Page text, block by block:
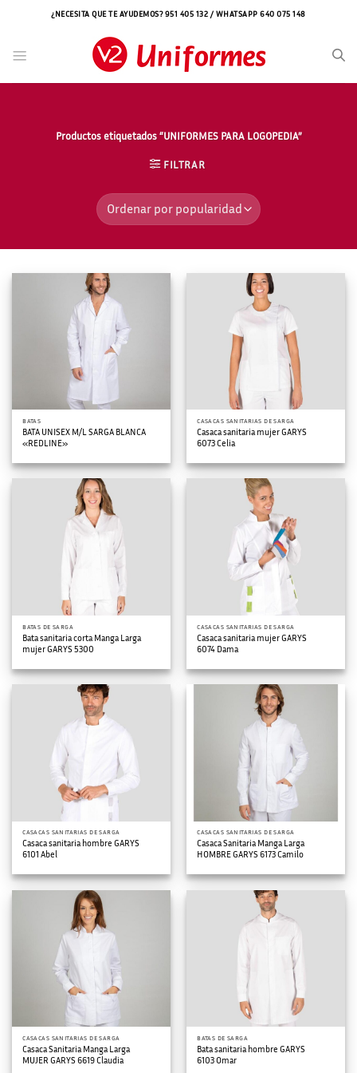
¿NECESITA QUE TE AYUDEMOS? 951 405 132 / WHATSAPP 640 075 148
Productos etiquetados “UNIFORMES PARA LOGOPEDIA”
FILTRAR
BATAS
BATA UNISEX M/L SARGA BLANCA
«REDLINE»
CASACAS SANITARIAS DE SARGA
Casaca sanitaria mujer GARYS
6073 Celia
BATAS DE SARGA
Bata sanitaria corta Manga Larga
mujer GARYS 5300
CASACAS SANITARIAS DE SARGA
Casaca sanitaria mujer GARYS
6074 Dama
CASACAS SANITARIAS DE SARGA
Casaca sanitaria hombre GARYS
6101 Abel
CASACAS SANITARIAS DE SARGA
Casaca Sanitaria Manga Larga
HOMBRE GARYS 6173 Camilo
CASACAS SANITARIAS DE SARGA
Casaca Sanitaria Manga Larga
MUJER GARYS 6619 Claudia
BATAS DE SARGA
Bata sanitaria hombre GARYS
6103 Omar